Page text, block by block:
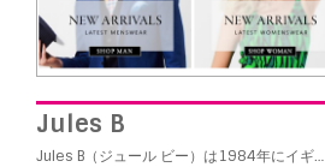
Jules B
Jules B（ジュール ビー）は1984年にイギ…